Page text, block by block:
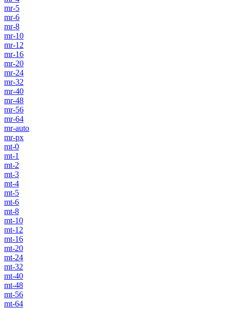
mr-5
mr-6
mr-8
mr-10
mr-12
mr-16
mr-20
mr-24
mr-32
mr-40
mr-48
mr-56
mr-64
mr-auto
mr-px
mt-0
mt-1
mt-2
mt-3
mt-4
mt-5
mt-6
mt-8
mt-10
mt-12
mt-16
mt-20
mt-24
mt-32
mt-40
mt-48
mt-56
mt-64